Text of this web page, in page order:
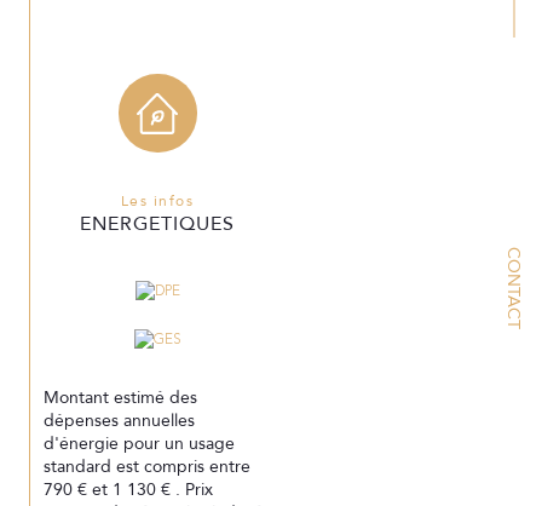
CONTACT
Les infos
ENERGETIQUES
Montant estimé des
dépenses annuelles
d'énergie pour un usage
standard est compris entre
790 € et 1 130 € . Prix